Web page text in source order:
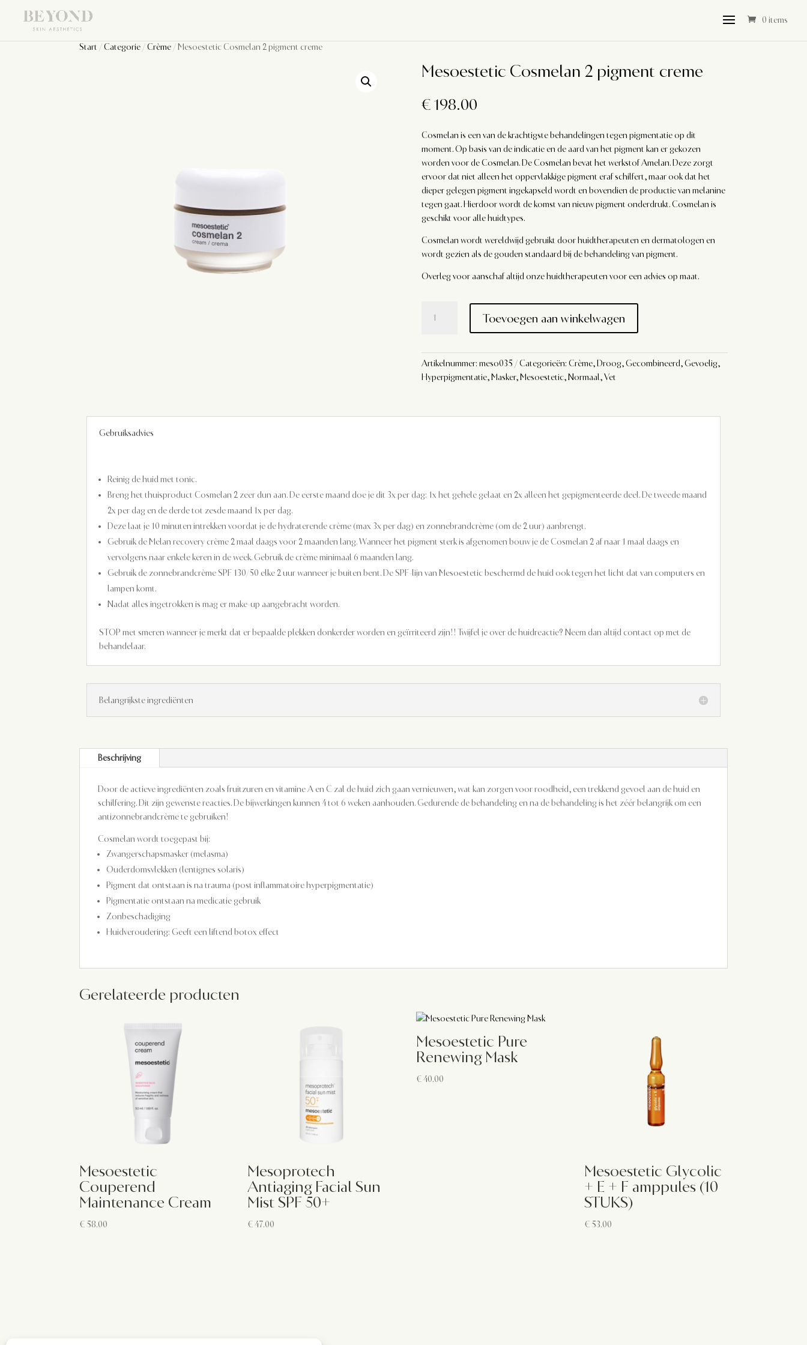
0 items
Start /Categorie /Crème / Mesoestetic Cosmelan 2 pigment creme
Mesoestetic Cosmelan 2 pigment creme
€198.00
Cosmelan is een van de krachtigste behandelingen tegen pigmentatie op dit
moment. Op basis van de indicatie en de aard van het pigment kan er gekozen
worden voor de Cosmelan. De Cosmelan bevat het werkstof Amelan. Deze zorgt
ervoor dat niet alleen het oppervlakkige pigment eraf schilfert, maar ook dat het
dieper gelegen pigment ingekapseld wordt en bovendien de productie van melanine
tegen gaat. Hierdoor wordt de komst van nieuw pigment onderdrukt. Cosmelan is
geschikt voor alle huidtypes.
Cosmelan wordt wereldwijd gebruikt door huidtherapeuten en dermatologen en
wordt gezien als de gouden standaard bij de behandeling van pigment.
Overleg voor aanschaf altijd onze huidtherapeuten voor een advies op maat.
Cosmelan
creme
aantal
Toevoegen aan winkelwagen
Artikelnummer: meso035 Categorieën: Crème, Droog, Gecombineerd, Gevoelig,
Hyperpigmentatie, Masker, Mesoestetic, Normaal , Vet
Gebruiksadvies
Reinig de huid met tonic.
Breng het thuisproduct Cosmelan 2 zeer dun aan. De eerste maand doe je dit 3x per dag: 1x het gehele gelaat en 2x alleen het gepigmenteerde deel. De tweede maand
2x per dag en de derde tot zesde maand 1x per dag.
Deze laat je 10 minuten intrekken voordat je de hydraterende crème (max 3x per dag) en zonnebrandcrème (om de 2 uur) aanbrengt.
Gebruik de Melan recovery crème 2 maal daags voor 2 maanden lang. Wanneer het pigment sterk is afgenomen bouw je de Cosmelan 2 af naar 1 maal daags en
vervolgens naar enkele keren in de week. Gebruik de crème minimaal 6 maanden lang.
Gebruik de zonnebrandcrème SPF 130/50 elke 2 uur wanneer je buiten bent. De SPF-lijn van Mesoestetic beschermd de huid ook tegen het licht dat van computers en
lampen komt.
Nadat alles ingetrokken is mag er make-up aangebracht worden.
STOP met smeren wanneer je merkt dat er bepaalde plekken donkerder worden en geïrriteerd zijn!! Twijfel je over de huidreactie? Neem dan altijd contact op met de
behandelaar.
Belangrijkste ingrediënten
Beschrijving
Door de actieve ingrediënten zoals fruitzuren en vitamine A en C zal de huid zich gaan vernieuwen, wat kan zorgen voor roodheid, een trekkend gevoel aan de huid en
schilfering. Dit zijn gewenste reacties. De bijwerkingen kunnen 4 tot 6 weken aanhouden. Gedurende de behandeling en na de behandeling is het zéér belangrijk om een
antizonnebrandcrème te gebruiken!
Cosmelan wordt toegepast bij:
Zwangerschapsmasker (melasma)
Ouderdomsvlekken (lentignes solaris)
Pigment dat ontstaan is na trauma (post inflammatoire hyperpigmentatie)
Pigmentatie ontstaan na medicatie gebruik
Zonbeschadiging
Huidveroudering: Geeft een liftend botox effect
Gerelateerde producten
Mesoestetic
Couperend
Maintenance Cream
€ 58.00
Mesoprotech
Antiaging Facial Sun
Mist SPF 50+
€47.00
Mesoestetic Pure
Renewing Mask
€40.00
Mesoestetic Glycolic
+ E + F amppules (10
STUKS)
€53.00